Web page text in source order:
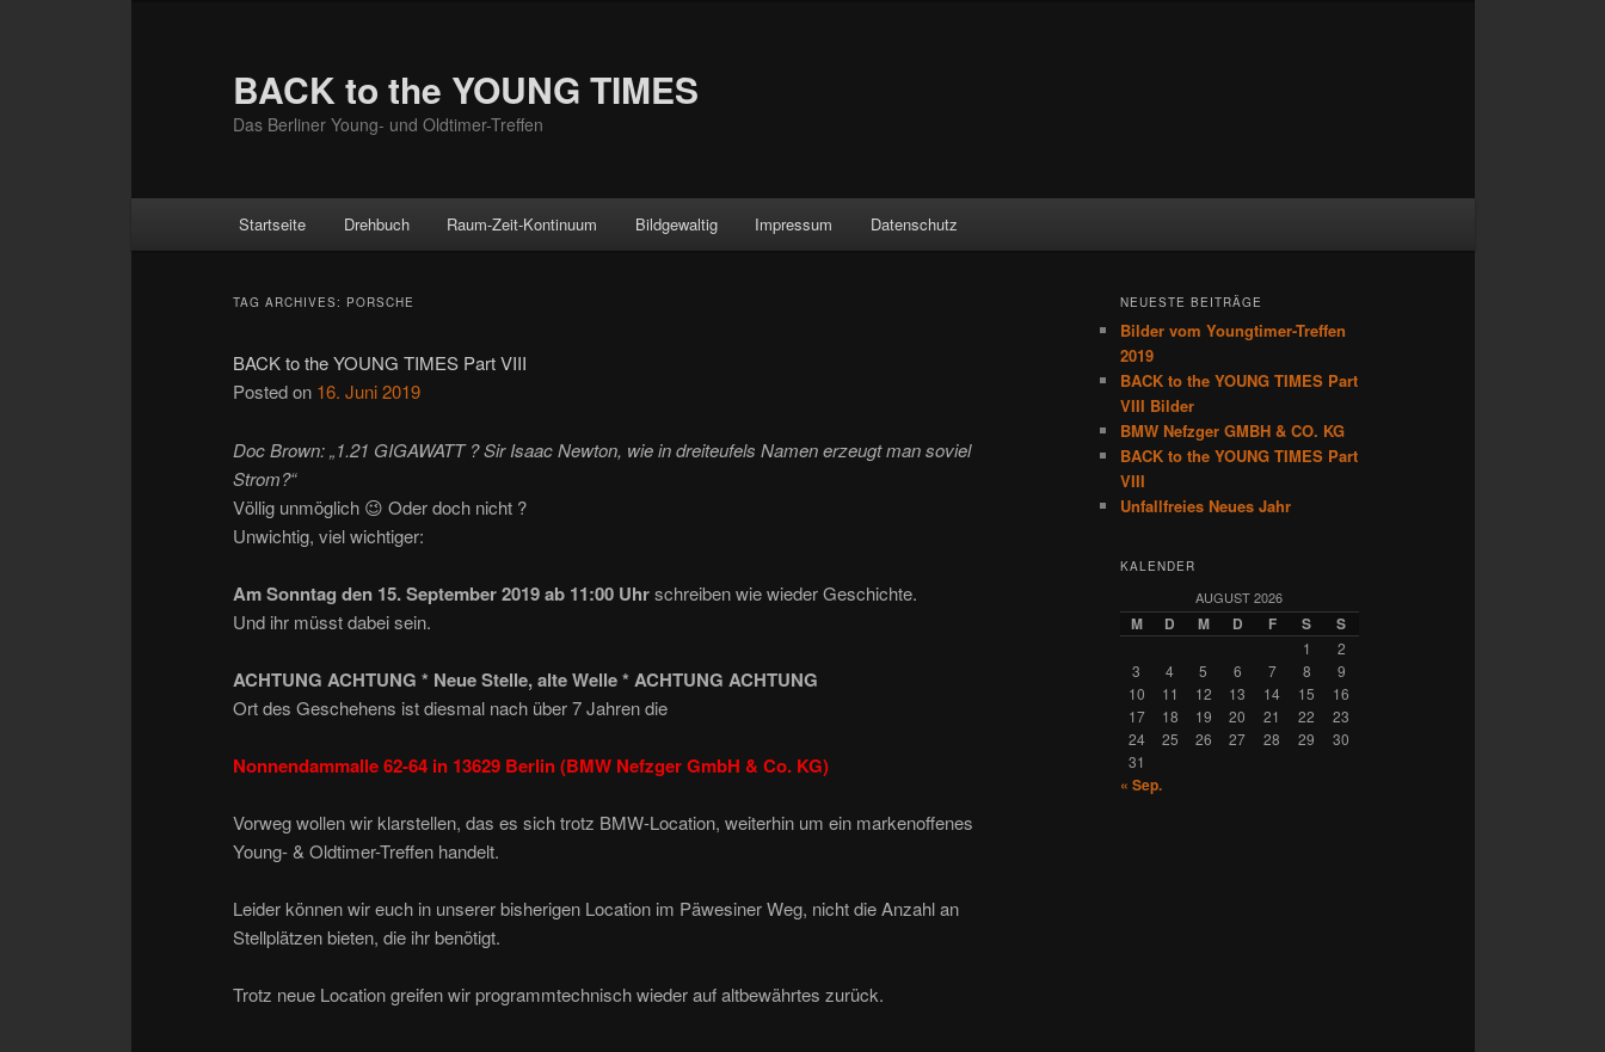
BACK to the YOUNG TIMES
Das Berliner Young- und Oldtimer-Treffen
Skip to primary content
Skip to secondary content
Startseite Drehbuch Raum-Zeit-Kontinuum Bildgewaltig Impressum Datenschutz
TAG ARCHIVES: PORSCHE
BACK to the YOUNG TIMES Part VIII
Posted on 16. Juni 2019
Doc Brown: „1.21 GIGAWATT ? Sir Isaac Newton, wie in dreiteufels Namen erzeugt man soviel
Strom?“
Völlig unmöglich 😉 Oder doch nicht ?
Unwichtig, viel wichtiger:
Am Sonntag den 15. September 2019 ab 11:00 Uhrschreiben wie wieder Geschichte.
Und ihr müsst dabei sein.
ACHTUNG ACHTUNG * Neue Stelle, alte Welle * ACHTUNG ACHTUNG
Ort des Geschehens ist diesmal nach über 7 Jahren die
Nonnendammalle 62-64 in 13629 Berlin (BMW Nefzger GmbH & Co. KG)
Vorweg wollen wir klarstellen, das es sich trotz BMW-Location, weiterhin um ein markenoffenes
Young- & Oldtimer-Treffen handelt.
Leider können wir euch in unserer bisherigen Location im Päwesiner Weg, nicht die Anzahl an
Stellplätzen bieten, die ihr benötigt.
Trotz neue Location greifen wir programmtechnisch wieder auf altbewährtes zurück.
NEUESTE BEITRÄGE
Bilder vom Youngtimer-Treffen
2019
BACK to the YOUNG TIMES Part
VIII Bilder
BMW Nefzger GMBH & CO. KG
BACK to the YOUNG TIMES Part
VIII
Unfallfreies Neues Jahr
KALENDER
AUGUST 2026
M D M D F S S
1
2
3
4 5 6 7 8
9
10
11 12 13 14 15
16
17
18 19 20 21 22
23
24
25 26 27 28 29
30
31
« Sep.